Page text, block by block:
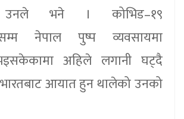
उनले भने । कोभिड–१९
नेपाल पुष्प व्यवसायमा
अहिले लगानी घट्दै
आयात हुन थालेको उनको